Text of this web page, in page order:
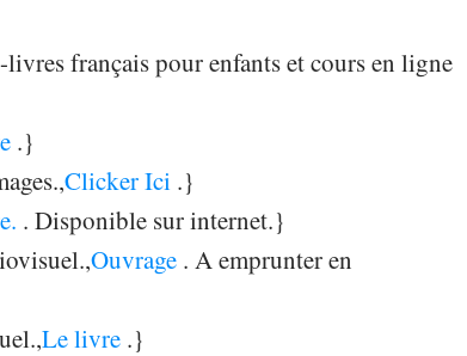
français pour enfants et cours en ligne
.}
Clicker Ici .}
. Disponible sur internet.}
Ouvrage . A emprunter en
Le livre .}